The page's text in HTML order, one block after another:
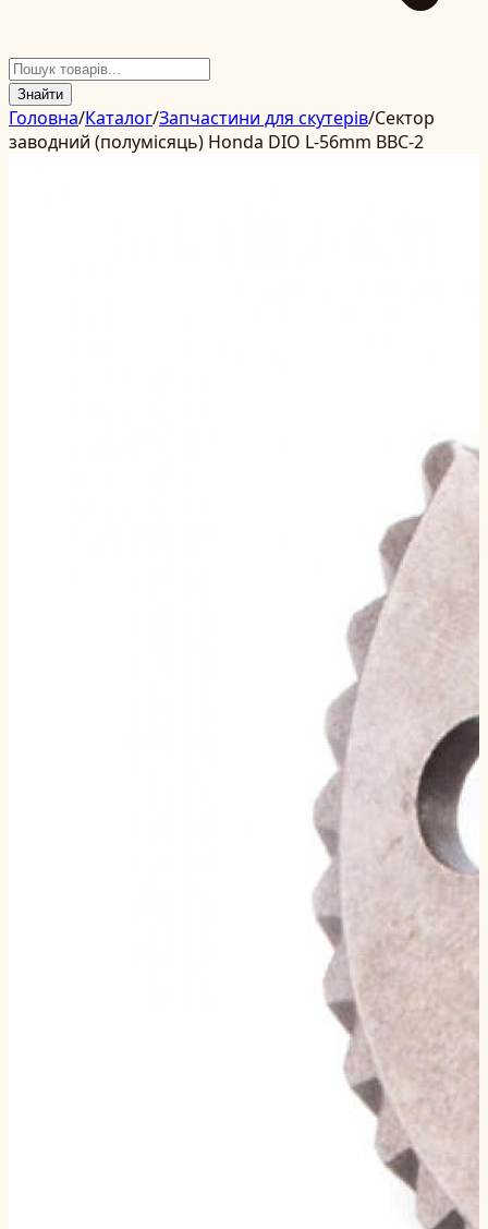
Знайти
Головна/Каталог/Запчастини для скутерів/Сектор
заводний (полумісяць) Honda DIO L-56mm BBC-2